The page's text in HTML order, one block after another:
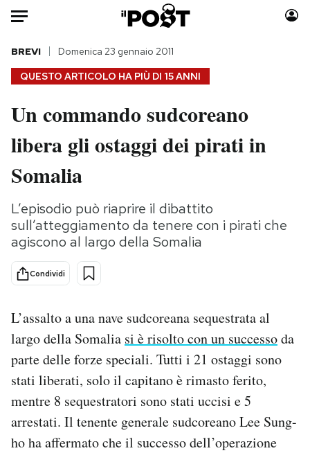
Auto
HOME
Italia
Politica
Tecnologia
Scienza
Cultura
Sport
Moda
Consumismi
Media
Europa
PODCAST
NEWSLETTER
I MIEI PREFERITI
QUESTO ARTICOLO HA PIÙ DI 15 ANNI
BREVI Domenica 23 gennaio 2011
Un commando sudcoreano
libera gli ostaggi dei pirati in
Somalia
L’episodio può riaprire il dibattito
sull’atteggiamento da tenere con i pirati che
agiscono al largo della Somalia
Condividi
L’assalto a una nave sudcoreana sequestrata al
largo della Somalia si è risolto con un successoda
parte delle forze speciali. Tutti i 21 ostaggi sono
stati liberati, solo il capitano è rimasto ferito,
mentre 8 sequestratori sono stati uccisi e 5
arrestati. Il tenente generale sudcoreano Lee Sung-
ho ha affermato che il successo dell’operazione